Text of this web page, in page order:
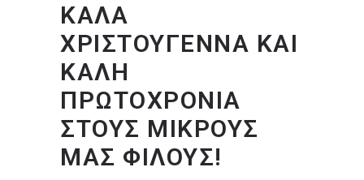
ΚΑΛΑ
ΧΡΙΣΤΟΥΓΕΝΝΑ ΚΑΙ
ΚΑΛΗ
ΠΡΩΤΟΧΡΟΝΙΑ
ΣΤΟΥΣ ΜΙΚΡΟΥΣ
ΜΑΣ ΦΙΛΟΥΣ!